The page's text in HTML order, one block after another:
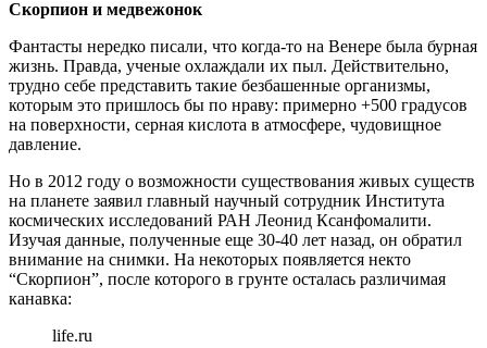
Скорпион и медвежонок
Фантасты нередко писали, что когда-то на Венере была бурная
жизнь. Правда, ученые охлаждали их пыл. Действительно,
трудно себе представить такие безбашенные организмы,
которым это пришлось бы по нраву: примерно +500 градусов
на поверхности, серная кислота в атмосфере, чудовищное
давление.
Но в 2012 году о возможности существования живых существ
на планете заявил главный научный сотрудник Института
космических исследований РАН Леонид Ксанфомалити.
Изучая данные, полученные еще 30-40 лет назад, он обратил
внимание на снимки. На некоторых появляется некто
“Скорпион”, после которого в грунте осталась различимая
канавка:
life.ru